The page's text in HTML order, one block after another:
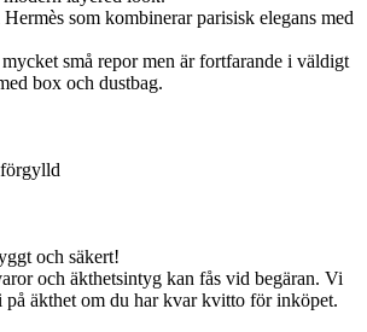
som kombinerar parisisk elegans med
små repor men är fortfarande i väldigt
box och dustbag.
och säkert!
och äkthetsintyg kan fås vid begäran. Vi
på äkthet om du har kvar kvitto för inköpet.